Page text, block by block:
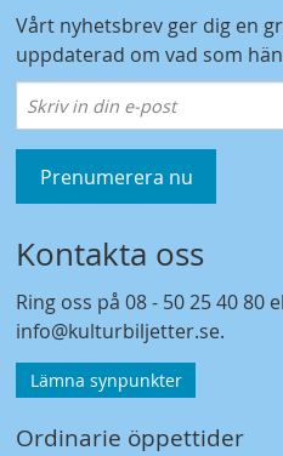
Vårt nyhetsbrev ger dig en
uppdaterad om vad som
Prenumerera nu
Kontakta oss
Ring oss på08 - 50 25 40 80
info@kulturbiljetter.se.
Lämna synpunkter
Ordinarie öppettider